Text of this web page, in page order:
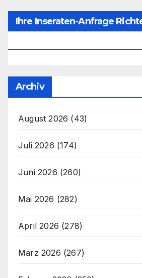
Ihre Inseraten-Anfrage
Archiv
August 2026 (43)
Juli 2026 (174)
Juni 2026 (260)
Mai 2026 (282)
April 2026 (278)
März 2026 (267)